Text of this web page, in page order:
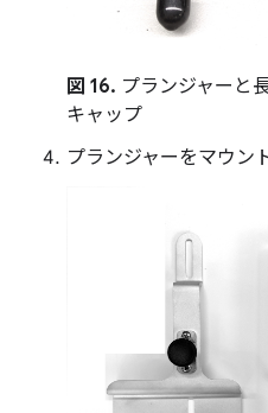
図 16. プランジャーと
キャップ
プランジャーをマウン